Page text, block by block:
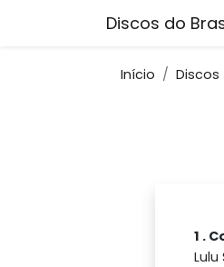
Discos do
Início Discos
1 .